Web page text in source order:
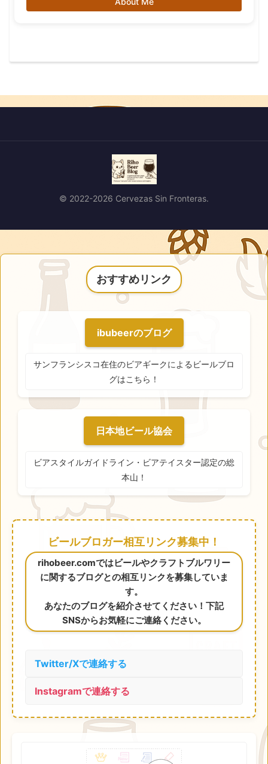
© 2022-2026 Cervezas Sin Fronteras.
おすすめリンク
ibubeerのブログ
サンフランシスコ在住のビアギークによるビールブロ
グはこちら！
日本地ビール協会
ビアスタイルガイドライン・ビアテイスター認定の総
本山！
ビールブロガー相互リンク募集中！
rihobeer.comではビールやクラフトブルワリー
に関するブログとの相互リンクを募集していま
す。
あなたのブログを紹介させてください！下記
SNSからお気軽にご連絡ください。
Twitter/Xで連絡する
Instagramで連絡する